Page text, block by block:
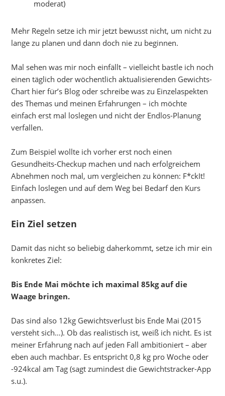
moderat)
Mehr Regeln setze ich mir jetzt bewusst nicht, um nicht zu
lange zu planen und dann doch nie zu beginnen.
Mal sehen was mir noch einfällt – vielleicht bastle ich noch
einen täglich oder wöchentlich aktualisierenden Gewichts-
Chart hier für’s Blog oder schreibe was zu Einzelaspekten
des Themas und meinen Erfahrungen – ich möchte
einfach erst mal loslegen und nicht der Endlos-Planung
verfallen.
Zum Beispiel wollte ich vorher erst noch einen
Gesundheits-Checkup machen und nach erfolgreichem
Abnehmen noch mal, um vergleichen zu können: F*ckIt!
Einfach loslegen und auf dem Weg bei Bedarf den Kurs
anpassen.
Ein Ziel setzen
Damit das nicht so beliebig daherkommt, setze ich mir ein
konkretes Ziel:
Bis Ende Mai möchte ich maximal 85kg auf die
Waage bringen.
Das sind also 12kg Gewichtsverlust bis Ende Mai (2015
versteht sich…). Ob das realistisch ist, weiß ich nicht. Es ist
meiner Erfahrung nach auf jeden Fall ambitioniert – aber
eben auch machbar. Es entspricht 0,8 kg pro Woche oder
-924kcal am Tag (sagt zumindest die Gewichtstracker-App
s.u.).